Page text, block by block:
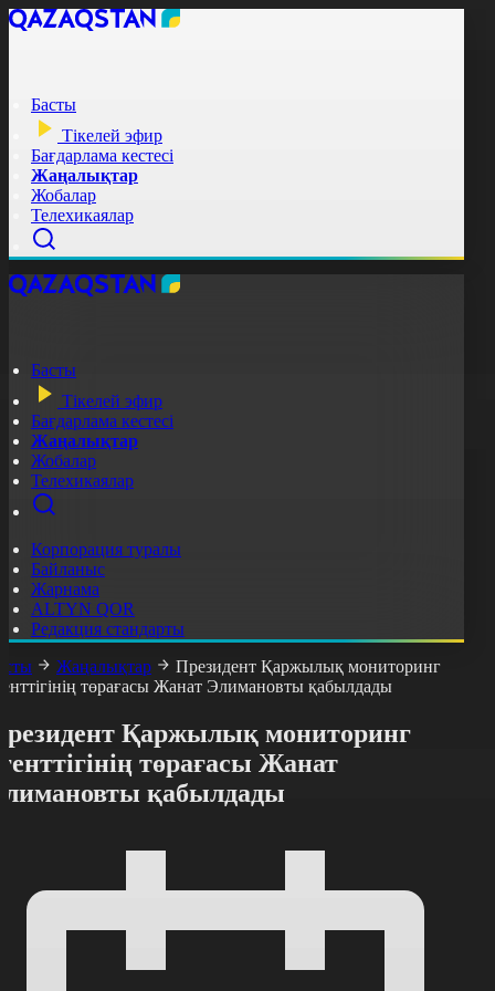
Басты
Тікелей эфир
Бағдарлама кестесі
Жаңалықтар
Жобалар
Телехикаялар
Басты
Тікелей эфир
Бағдарлама кестесі
Жаңалықтар
Жобалар
Телехикаялар
Корпорация туралы
Байланыс
Жарнама
ALTYN QOR
Редакция стандарты
Жаңалықтар
Президент Қаржылық мониторинг
төрағасы Жанат Элимановты қабылдады
Қаржылық мониторинг
төрағасы Жанат
қабылдады